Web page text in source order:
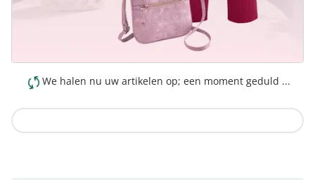
We halen nu uw artikelen op; een moment geduld ...